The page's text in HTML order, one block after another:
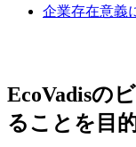
企業存在意義
EcoVadisの
ることを目